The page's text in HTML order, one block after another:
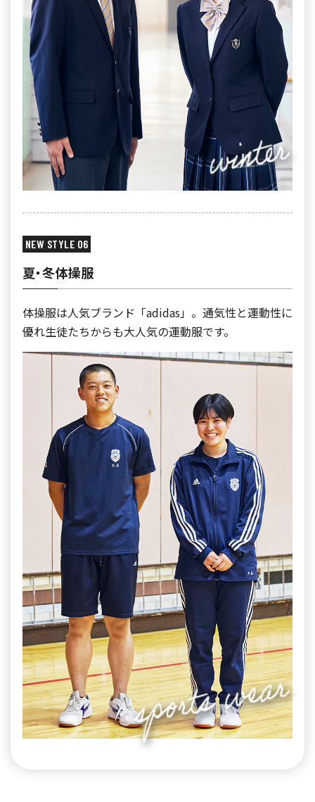
NEW STYLE 06
夏・冬体操服
体操服は人気ブランド「adidas」。通気性と運動性に
優れ生徒たちからも大人気の運動服です。